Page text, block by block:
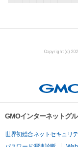
Copyright (c)
GMOインターネットグ
世界初総合ネットセキュリ